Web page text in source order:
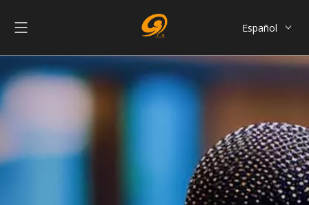
Español
العربية
Português
简体中文